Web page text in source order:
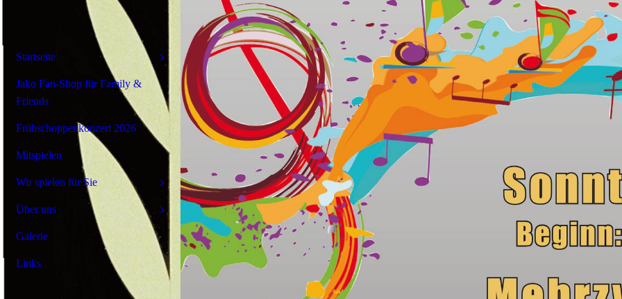
Startseite
Jako Fan-Shop für Family &
Friends
Frühschoppenkonzert 2026
Mitspielen
Wir spielen für Sie
Über uns
Galerie
Links